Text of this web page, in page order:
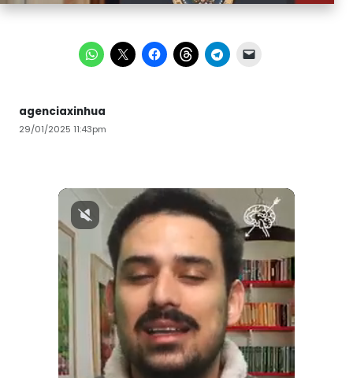
agenciaxinhua
29/01/2025 11:43pm